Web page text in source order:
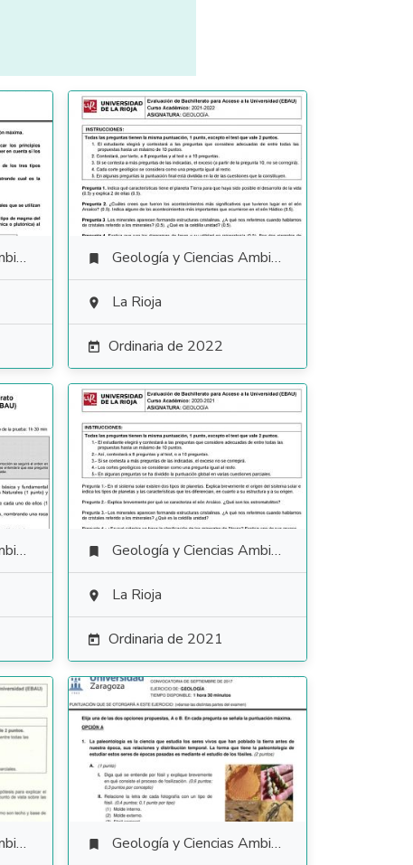
 Geología y Ciencias Ambientales
 La Rioja
 Ordinaria de 2022
 Geología y Ciencias Ambientales
 La Rioja
 Ordinaria de 2021
 Geología y Ciencias Ambientales